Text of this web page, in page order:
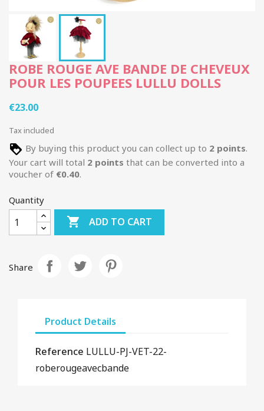
ROBE ROUGE AVE BANDE DE CHEVEUX
POUR LES POUPEES LULLU DOLLS
€23.00
Tax included
By buying this product you can collect up to 2 points.
Your cart will total 2 points that can be converted into a
voucher of €0.40.
Quantity
 ADD TO CART
Share
Product Details
Reference LULLU-PJ-VET-22-
roberougeavecbande